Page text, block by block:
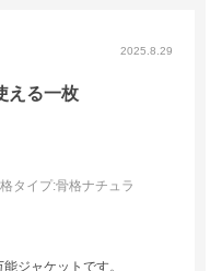
2025.8.29
える一枚
タイプ:骨格ナチュラ
ジャケットです。